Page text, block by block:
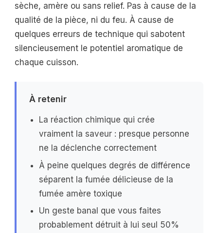
sèche, amère ou sans relief. Pas à cause de la
qualité de la pièce, ni du feu. À cause de
quelques erreurs de technique qui sabotent
silencieusement le potentiel aromatique de
chaque cuisson.
À retenir
La réaction chimique qui crée
vraiment la saveur : presque personne
ne la déclenche correctement
À peine quelques degrés de différence
séparent la fumée délicieuse de la
fumée amère toxique
Un geste banal que vous faites
probablement détruit à lui seul 50%